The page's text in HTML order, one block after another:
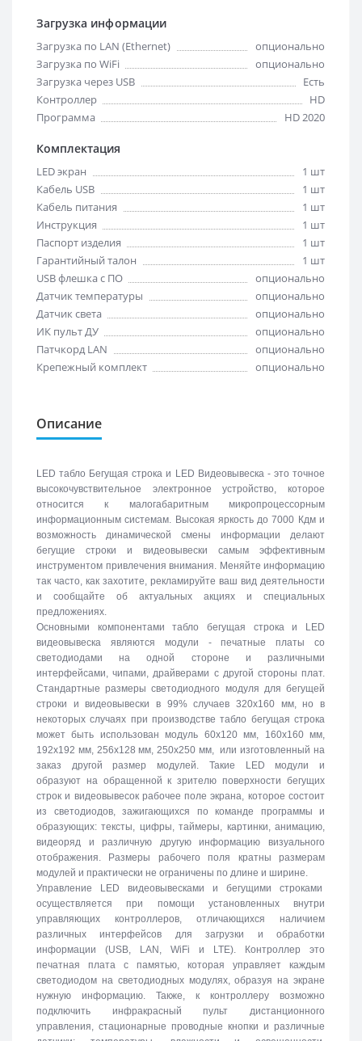
Загрузка информации
Загрузка по LAN (Ethernet)
опционально
Загрузка по WiFi
опционально
Загрузка через USB
Есть
Контроллер
HD
Программа
HD 2020
Комплектация
LED экран
1 шт
Кабель USB
1 шт
Кабель питания
1 шт
Инструкция
1 шт
Паспорт изделия
1 шт
Гарантийный талон
1 шт
USB флешка с ПО
опционально
Датчик температуры
опционально
Датчик света
опционально
ИК пульт ДУ
опционально
Патчкорд LAN
опционально
Крепежный комплект
опционально
Описание
LED табло Бегущая строка и LED Видеовывеска - это точное
высокочувствительное электронное устройство, которое
относится к малогабаритным микропроцессорным
информационным системам. Высокая яркость до 7000 Кдм и
возможность динамической смены информации делают
бегущие строки и видеовывески самым эффективным
инструментом привлечения внимания. Меняйте информацию
так часто, как захотите, рекламируйте ваш вид деятельности
и сообщайте об актуальных акциях и специальных
предложениях.
Основными компонентами табло бегущая строка и LED
видеовывеска являются модули - печатные платы со
светодиодами на одной стороне и различными
интерфейсами, чипами, драйверами с другой стороны плат.
Стандартные размеры светодиодного модуля для бегущей
строки и видеовывески в 99% случаев 320х160 мм, но в
некоторых случаях при производстве табло бегущая строка
может быть использован модуль 60х120 мм, 160х160 мм,
192х192 мм, 256х128 мм, 250х250 мм, или изготовленный на
заказ другой размер модулей. Такие LED модули и
образуют на обращенной к зрителю поверхности бегущих
строк и видеовывесок рабочее поле экрана, которое состоит
из светодиодов, зажигающихся по команде программы и
образующих: тексты, цифры, таймеры, картинки, анимацию,
видеоряд и различную другую информацию визуального
отображения. Размеры рабочего поля кратны размерам
модулей и практически не ограничены по длине и ширине.
Управление LED видеовывесками и бегущими строками
осуществляется при помощи установленных внутри
управляющих контроллеров, отличающихся наличием
различных интерфейсов для загрузки и обработки
информации (USB, LAN, WiFi и LTE). Контроллер это
печатная плата с памятью, которая управляет каждым
светодиодом на светодиодных модулях, образуя на экране
нужную информацию. Также, к контроллеру возможно
подключить инфракрасный пульт дистанционного
управления, стационарные проводные кнопки и различные